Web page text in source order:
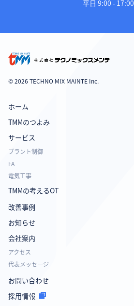
平日 9:00 - 17:00
© 2026 TECHNO MIX MAINTE Inc.
ホーム
TMMのつよみ
サービス
プラント制御
FA
電気工事
TMMの考えるOT
改善事例
お知らせ
会社案内
アクセス
代表メッセージ
お問い合わせ
採用情報